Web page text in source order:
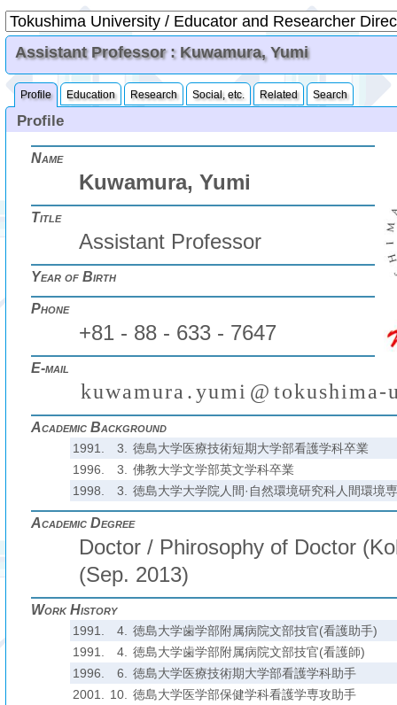
Assistant Professor : Kuwamura, Yumi
Profile Education Research Social, etc. Related Search
Profile
Name
Kuwamura, Yumi
Title
Assistant Professor
Year of Birth
Phone
+81 - 88 - 633 - 7647
E-mail
kuwamura . yumi @ tokushima-
Academic Background
1991. 3.
徳島大学医療技術短期大学部看護学科卒業
1996.
3.
佛教大学文学部英文学科卒業
1998.
3. 徳島大学大学院人間·自然環境研究科人間環境
Academic Degree
Doctor / Phirosophy of Doctor
(Sep. 2013)
Work History
1991. 4.
徳島大学歯学部附属病院文部技官(看護助手)
1991.
4.
徳島大学歯学部附属病院文部技官(看護師)
1996.
6.
徳島大学医療技術期大学部看護学科助手
2001.
10.
徳島大学医学部保健学科看護学専攻助手